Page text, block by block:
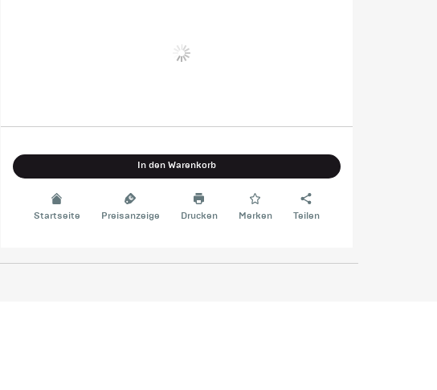
In den Warenkorb
Startseite Preisanzeige Drucken Merken Teilen